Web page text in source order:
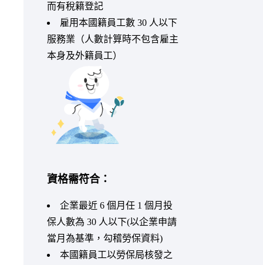
而有稅籍登記
雇用本國籍員工數 30 人以下
服務業（人數計算時不包含雇主
本身及外籍員工）
資格需符合：
企業最近 6 個月任 1 個月投
保人數為 30 人以下(以企業申請
當月為基準，勾稽勞保資料)
本國籍員工以勞保局核發之